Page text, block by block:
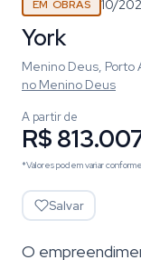
EM OBRAS 10/
York
Menino Deus, Porto
no Menino Deus
A partir de
R$
*Valores podem variar
Salvar
O